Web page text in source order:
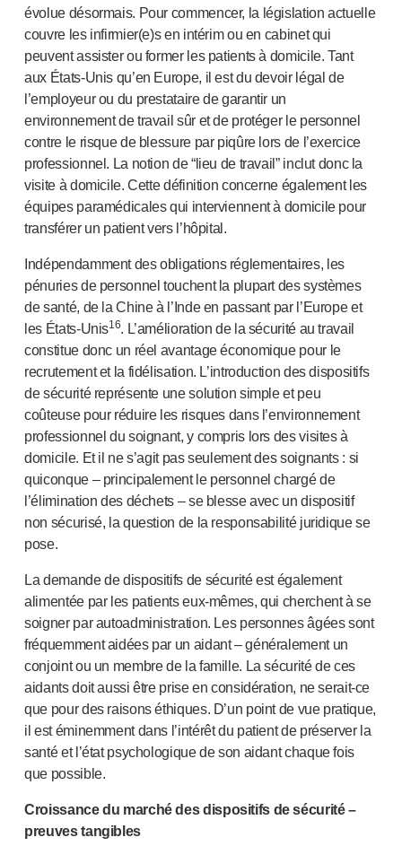
évolue désormais. Pour commencer, la législation actuelle
couvre les infirmier(e)s en intérim ou en cabinet qui
peuvent assister ou former les patients à domicile. Tant
aux États-Unis qu’en Europe, il est du devoir légal de
l’employeur ou du prestataire de garantir un
environnement de travail sûr et de protéger le personnel
contre le risque de blessure par piqûre lors de l’exercice
professionnel. La notion de “lieu de travail” inclut donc la
visite à domicile. Cette définition concerne également les
équipes paramédicales qui interviennent à domicile pour
transférer un patient vers l’hôpital.
Indépendamment des obligations réglementaires, les
pénuries de personnel touchent la plupart des systèmes
de santé, de la Chine à l’Inde en passant par l’Europe et
les États-Unis16. L’amélioration de la sécurité au travail
constitue donc un réel avantage économique pour le
recrutement et la fidélisation. L’introduction des dispositifs
de sécurité représente une solution simple et peu
coûteuse pour réduire les risques dans l’environnement
professionnel du soignant, y compris lors des visites à
domicile. Et il ne s’agit pas seulement des soignants : si
quiconque – principalement le personnel chargé de
l’élimination des déchets – se blesse avec un dispositif
non sécurisé, la question de la responsabilité juridique se
pose.
La demande de dispositifs de sécurité est également
alimentée par les patients eux-mêmes, qui cherchent à se
soigner par autoadministration. Les personnes âgées sont
fréquemment aidées par un aidant – généralement un
conjoint ou un membre de la famille. La sécurité de ces
aidants doit aussi être prise en considération, neserait-ce
que pour des raisons éthiques. D’un point de vue pratique,
il est éminemment dans l’intérêt du patient de préserver la
santé et l’état psychologique de son aidant chaque fois
que possible.
Croissance du marché des dispositifs de sécurité –
preuves tangibles